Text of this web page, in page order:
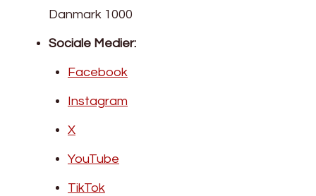
Danmark 1000
Sociale Medier:
Facebook
Instagram
X
YouTube
TikTok